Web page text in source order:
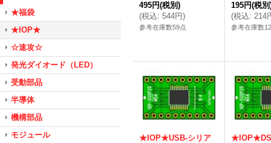
★福袋
★IOP★
☆速攻☆
発光ダイオード（LED）
受動部品
半導体
機構部品
モジュール
495円(税別)
(税込: 544円)
参考在庫数59点
195円(税別
(税込: 214
参考在庫数
★IOP★USB-シリア